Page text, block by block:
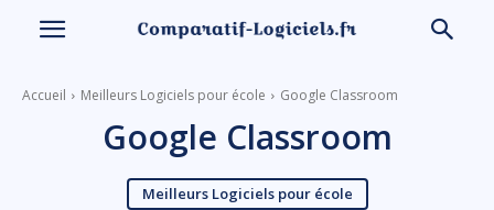
Accueil Meilleurs Logiciels pour école Google Classroom
Google Classroom
Meilleurs Logiciels pour école